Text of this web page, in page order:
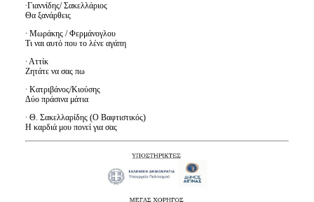
·Γιαννίδης/ Σακελλάριος
Θα ξανάρθεις
· Μωράκης / Φερμάνογλου
Τι ναι αυτό που το λένε αγάπη
· Αττίκ
Ζητάτε να σας πω
· Κατριβάνος/Κιούσης
Δύο πράσινα μάτια
· Θ. Σακελλαρίδης (Ο Βαφτιστικός)
Η καρδιά μου πονεί για σας